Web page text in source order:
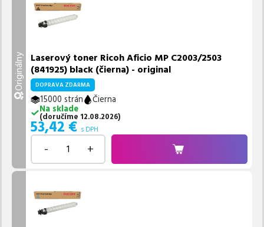
Ak si pri výbere nie ste istí, ktoré riešenie je pre vaše potreby
sme vám pomohli vybrať to najlepšie riešenie.
Originálny Laserový toner Ricoh Aficio MP C2003/2503
(841925) black (čierna) - original
DOPRAVA ZDARMA
15000 strán
Čierna
Na sklade
(doručíme 12.08.2026)
53,42 € s DPH
- +